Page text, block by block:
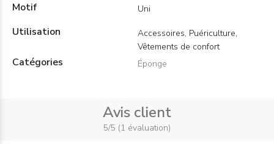
Motif Uni
Utilisation
Accessoires, Puériculture,
Vêtements de confort
Catégories Éponge
Avis client
5/5 (1 évaluation)